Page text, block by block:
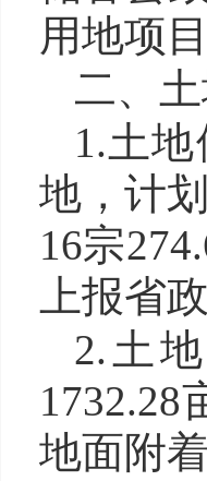
用地项
二、
1.土
地，计
16宗
上报省
2.土
地面附